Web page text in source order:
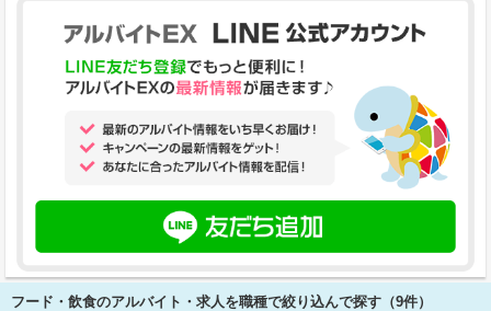
フード・飲食のアルバイト・求人を職種で絞り込んで探す（9件）